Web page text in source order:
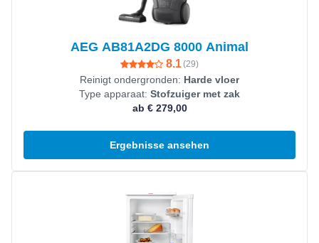
AEG AB81A2DG 8000 Animal
8.1(29)
Reinigt ondergronden: Harde vloer
Type apparaat: Stofzuiger met zak
ab € 279,00
Ergebnisse ansehen